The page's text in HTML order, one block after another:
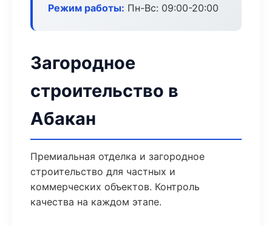
Режим работы: Пн-Вс: 09:00-20:00
Загородное
строительство в
Абакан
Премиальная отделка и загородное
строительство для частных и
коммерческих объектов. Контроль
качества на каждом этапе.